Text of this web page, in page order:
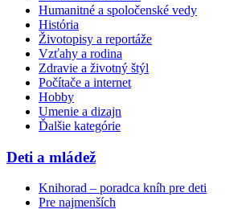
Humanitné a spoločenské vedy
História
Životopisy a reportáže
Vzťahy a rodina
Zdravie a životný štýl
Počítače a internet
Hobby
Umenie a dizajn
Ďalšie kategórie
Deti a mládež
Knihorad – poradca kníh pre deti
Pre najmenších